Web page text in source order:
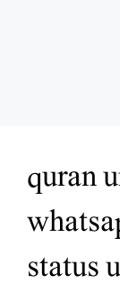
quran
status